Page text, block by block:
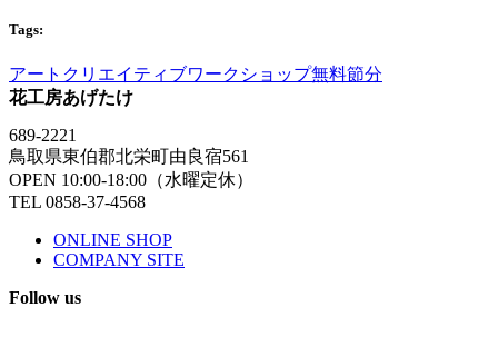
Tags:
アート クリエイティブワークショップ無料節分
花工房あげたけ
689-2221
鳥取県東伯郡北栄町由良宿561
OPEN 10:00-18:00（水曜定休）
TEL 0858-37-4568
ONLINE SHOP
COMPANY SITE
Follow us